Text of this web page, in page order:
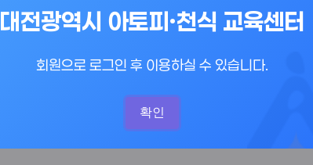
대전광역시 아토피·천식 교육센터
회원으로 로그인 후 이용하실 수 있습니다.
확인